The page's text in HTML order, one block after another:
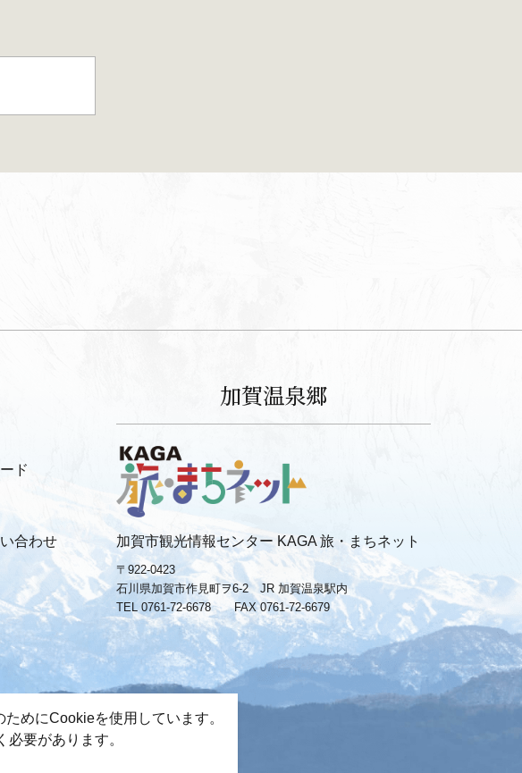
ド
合わせ
加賀温泉郷
加賀市観光情報センター KAGA 旅・まちネット
〒922-0423
石川県加賀市作見町ヲ6-2 JR 加賀温泉駅内
TEL 0761-72-6678
FAX 0761-72-6679
めにCookieを使用しています。
要があります。